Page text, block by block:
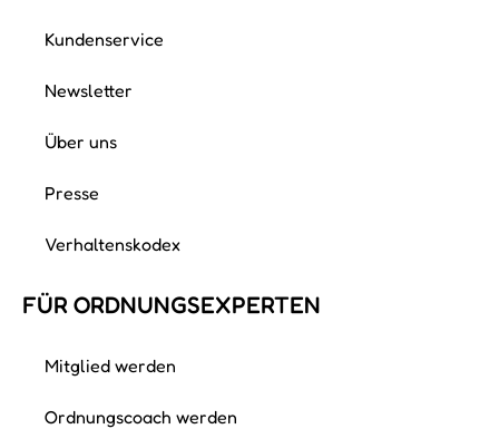
Kundenservice
Newsletter
Über uns
Presse
Verhaltenskodex
FÜR ORDNUNGS­EXPERTEN
Mitglied werden
Ordnungscoach werden